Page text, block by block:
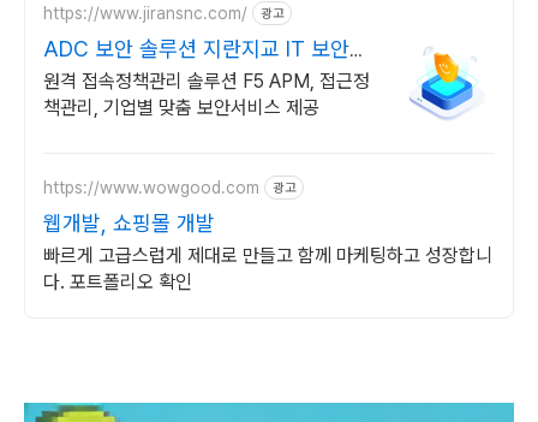
https://www.jiransnc.com/ 광고
ADC 보안 솔루션 지란지교 IT 보안솔
루션 전문기업
원격 접속정책관리 솔루션 F5 APM, 접근정
책관리, 기업별 맞춤 보안서비스 제공
https://www.wowgood.com 광고
웹개발, 쇼핑몰 개발
빠르게 고급스럽게 제대로 만들고 함께 마케팅하고 성장합니
다. 포트폴리오 확인